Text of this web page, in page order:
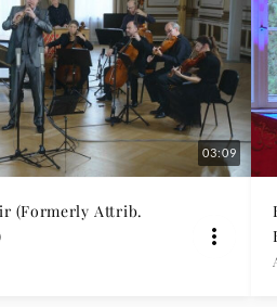
03:09
(Formerly Attrib.